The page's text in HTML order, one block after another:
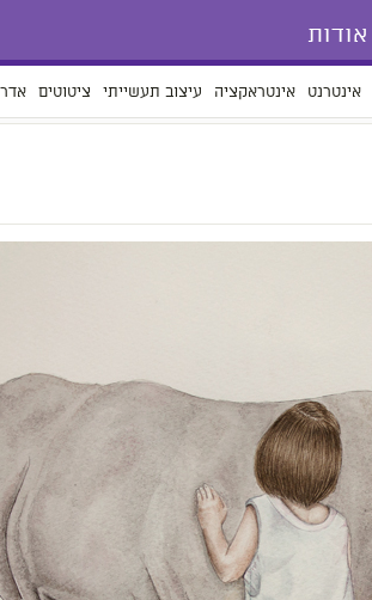
אודות
אינטרנט אינטראקציה עיצוב תעשייתי ציטוטים